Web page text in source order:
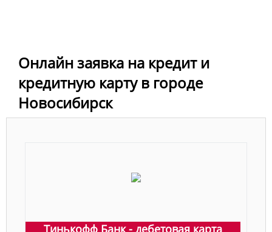
Онлайн заявка на кредит и
кредитную карту в городе
Новосибирск
Тинькофф Банк - дебетовая карта